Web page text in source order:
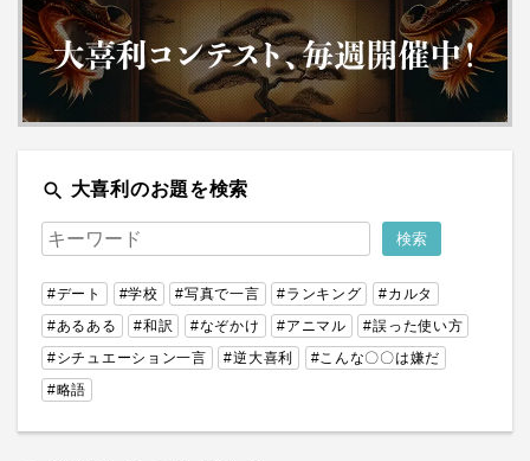
search 大喜利のお題を検索
#デート #学校 #写真で一言 #ランキング
#カルタ
#あるある
#和訳 #なぞかけ #アニマル
#誤った使い方
#シチュエーション一言
#逆大喜利
#こんな〇〇は嫌だ
#略語